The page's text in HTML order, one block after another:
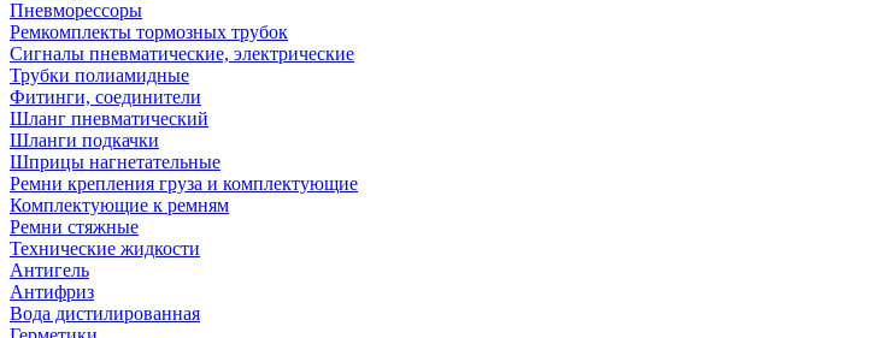
Пневморессоры
Ремкомплекты тормозных трубок
Сигналы пневматические, электрические
Трубки полиамидные
Фитинги, соединители
Шланг пневматический
Шланги подкачки
Шприцы нагнетательные
Ремни крепления груза и комплектующие
Комплектующие к ремням
Ремни стяжные
Технические жидкости
Антигель
Антифриз
Вода дистилированная